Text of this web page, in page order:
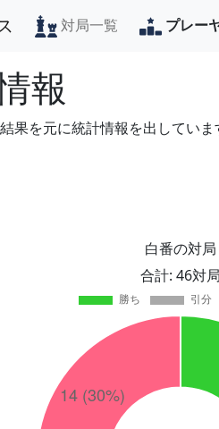
対局一覧 プレー
報
果を元に統計情報を出していま
白番の対局
合計: 46対局